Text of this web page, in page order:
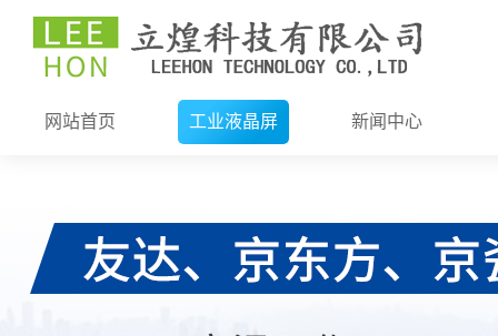
网站首页 工业液晶屏 新闻中心